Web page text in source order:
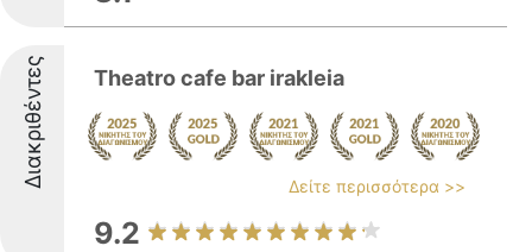
Διακριθέντες Theatro cafe bar irakleia
Δείτε περισσότερα >>
9.2